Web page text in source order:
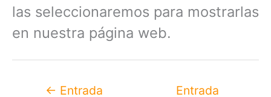
las seleccionaremos para mostrarlas
en nuestra página web.
← Entrada
Entrada